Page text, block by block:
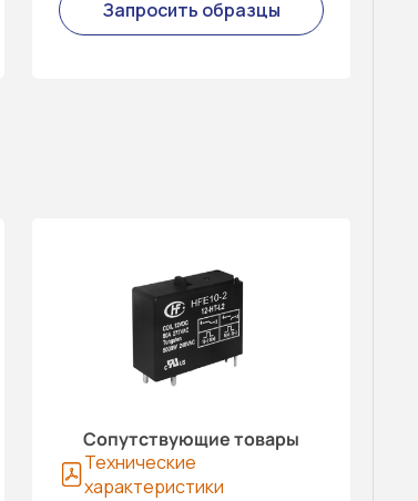
Сопутствующие товары
Технические
характеристики
Запросить образцы